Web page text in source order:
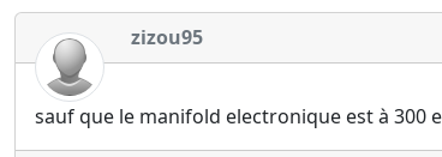
zizou95
sauf que le manifold electronique est à 300